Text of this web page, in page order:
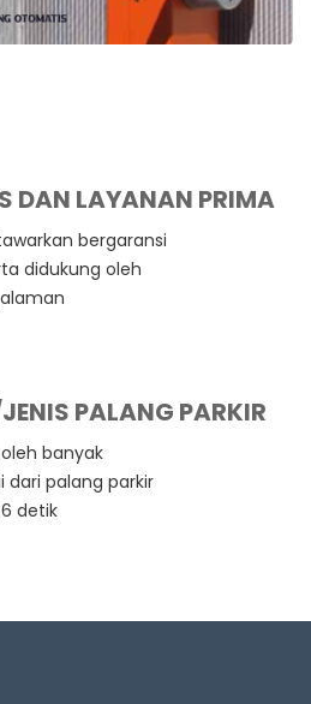
DAN LAYANAN PRIMA
bergaransi
didukung oleh
PALANG PARKIR
banyak
dari palang parkir
detik